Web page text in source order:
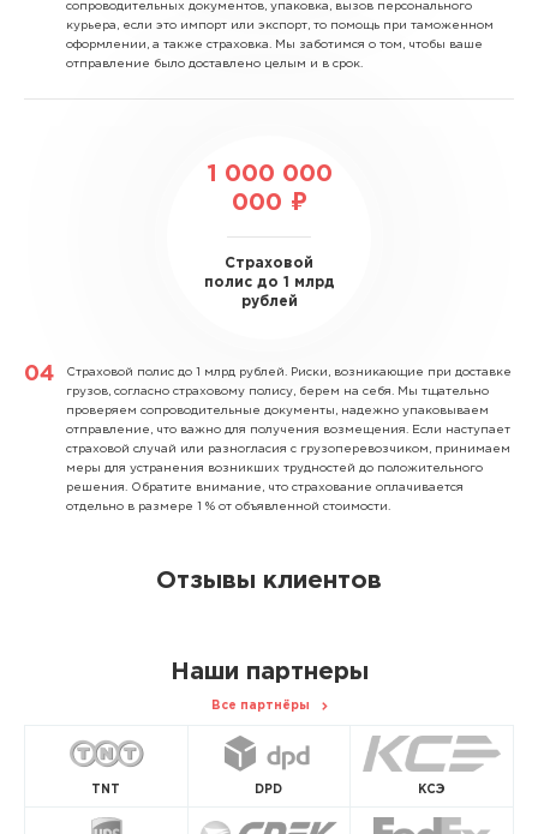
сопроводительных документов, упаковка, вызов персонального
курьера, если это импорт или экспорт, то помощь при таможенном
оформлении, а также страховка. Мы заботимся о том, чтобы ваше
отправление было доставлено целым и в срок.
1 000 000
000 ₽
Страховой
полис до 1 млрд
рублей
Страховой полис до 1 млрд рублей. Риски, возникающие при доставке
грузов, согласно страховому полису, берем на себя. Мы тщательно
проверяем сопроводительные документы, надежно упаковываем
отправление, что важно для получения возмещения. Если наступает
страховой случай или разногласия с грузоперевозчиком, принимаем
меры для устранения возникших трудностей до положительного
решения. Обратите внимание, что страхование оплачивается
отдельно в размере 1 % от объявленной стоимости.
Отзывы клиентов
Наши партнеры
Все партнёры
TNT DPD КСЭ